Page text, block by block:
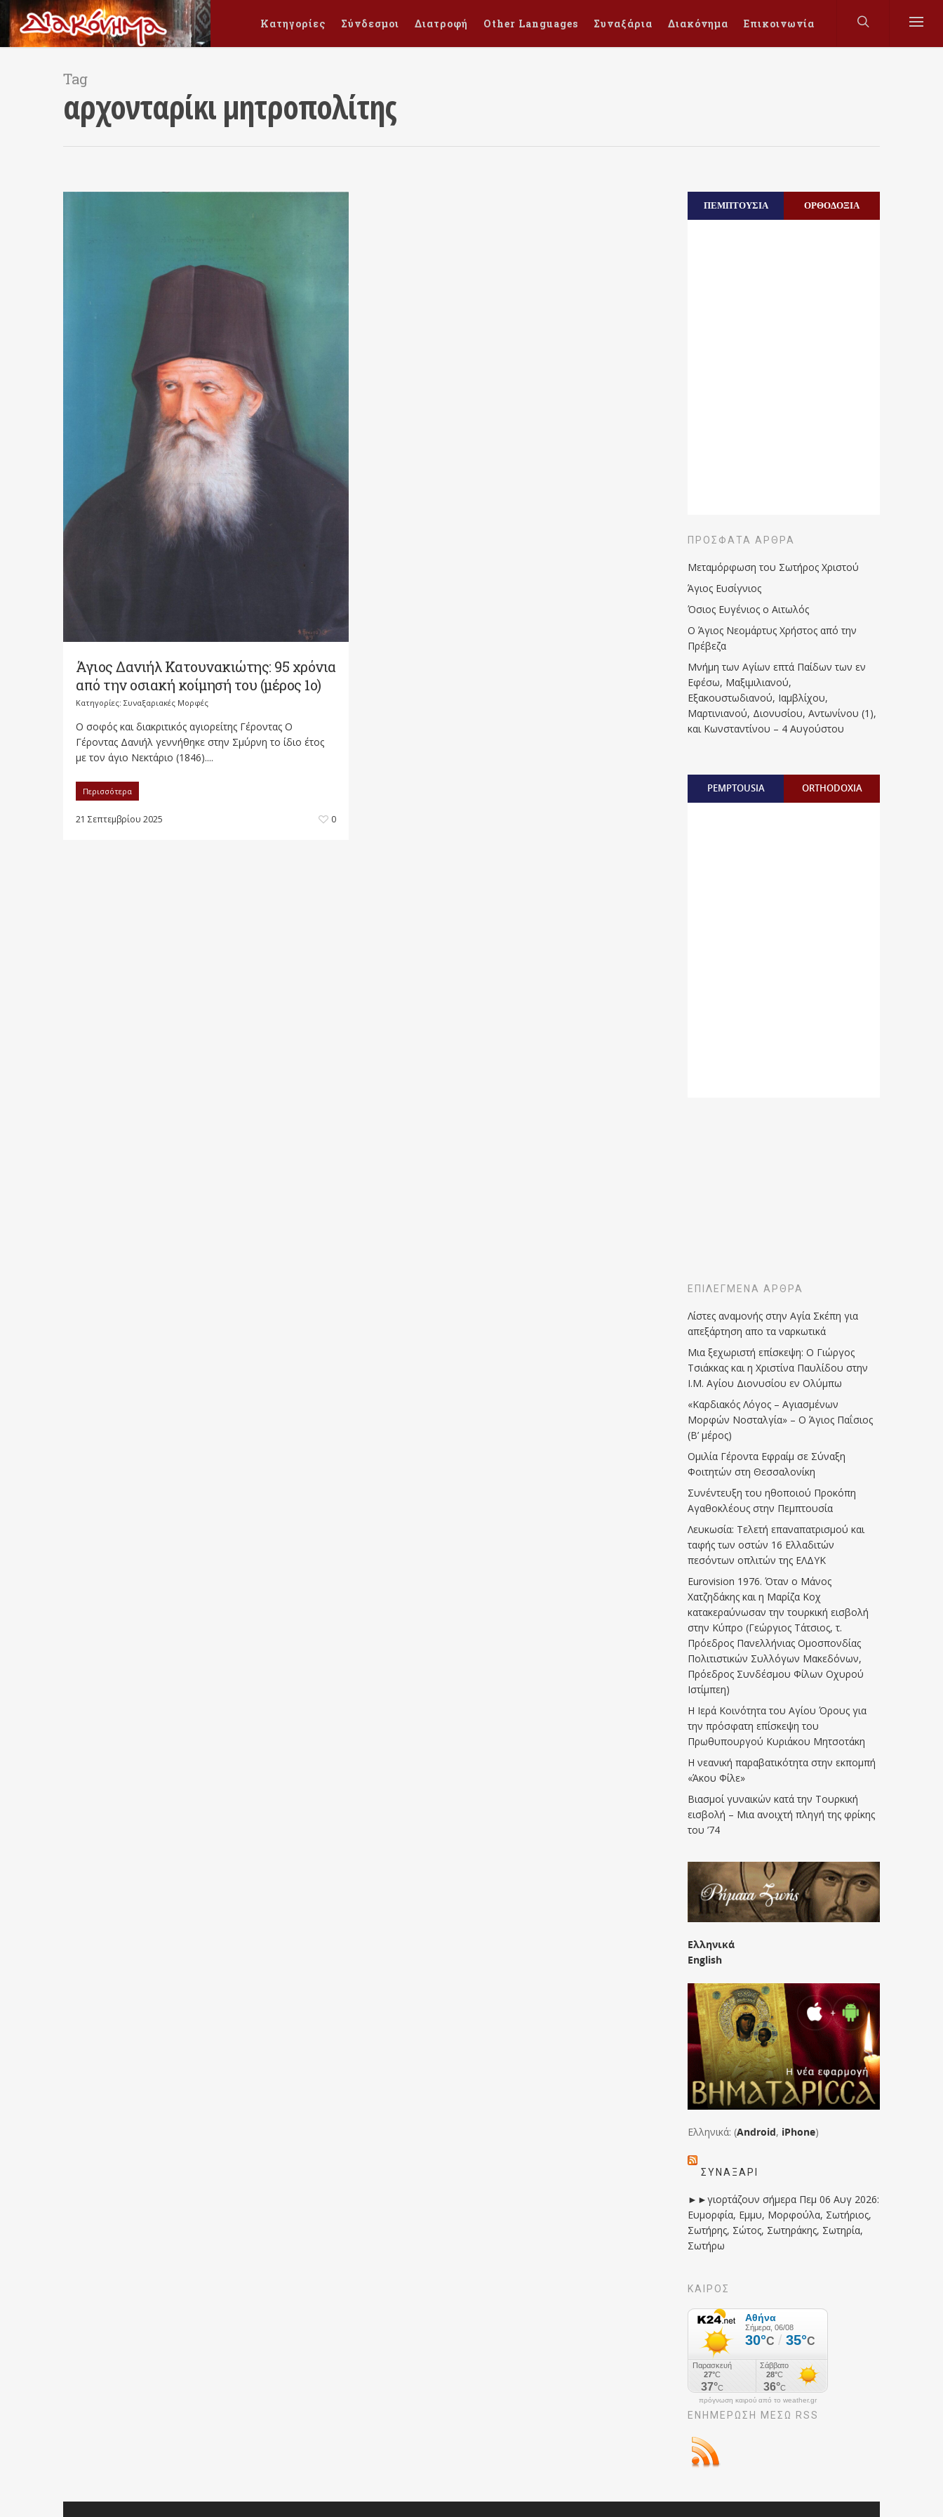
Κατηγορίες Σύνδεσμοι Διατροφή Other Languages Συναξάρια Διακόνημα Επικοινωνία
Tag
αρχονταρίκι μητροπολίτης
Άγιος Δανιήλ Κατουνακιώτης: 95 χρόνια
από την οσιακή κοίμησή του (μέρος 1ο)
Κατηγορίες: Συναξαριακές Μορφές
Ο σοφός και διακριτικός αγιορείτης Γέροντας Ο
Γέροντας Δανιήλ γεννήθηκε στην Σμύρνη το ίδιο έτος
με τον άγιο Νεκτάριο (1846)....
Περισσότερα
21 Σεπτεμβρίου 2025 0
ΠΕΜΠΤΟΥΣΙΑ ΟΡΘΟΔΟΞΙΑ
ΠΡΌΣΦΑΤΑ ΆΡΘΡΑ
Μεταμόρφωση του Σωτήρος Χριστού
Άγιος Ευσίγνιος
Όσιος Ευγένιος ο Αιτωλός
Ο Άγιος Νεομάρτυς Χρήστος από την
Πρέβεζα
Μνήμη των Aγίων επτά Παίδων των εν
Eφέσω, Mαξιμιλιανού,
Eξακουστωδιανού, Iαμβλίχου,
Mαρτινιανού, Διονυσίου, Aντωνίνου (1),
και Kωνσταντίνου – 4 Αυγούστου
PEMPTOUSIA ORTHODOXIA
ΕΠΙΛΕΓΜΈΝΑ ΆΡΘΡΑ
Λίστες αναμονής στην Αγία Σκέπη για
απεξάρτηση απο τα ναρκωτικά
Μια ξεχωριστή επίσκεψη: Ο Γιώργος
Τσιάκκας και η Χριστίνα Παυλίδου στην
Ι.Μ. Αγίου Διονυσίου εν Ολύμπω
«Καρδιακός Λόγος – Αγιασμένων
Μορφών Νοσταλγία» – Ο Άγιος Παΐσιος
(Β’ μέρος)
Ομιλία Γέροντα Εφραίμ σε Σύναξη
Φοιτητών στη Θεσσαλονίκη
Συνέντευξη του ηθοποιού Προκόπη
Αγαθοκλέους στην Πεμπτουσία
Λευκωσία: Τελετή επαναπατρισμού και
ταφής των οστών 16 Ελλαδιτών
πεσόντων οπλιτών της ΕΛΔΥΚ
Eurovision 1976. Όταν ο Μάνος
Χατζηδάκης και η Μαρίζα Κοχ
κατακεραύνωσαν την τουρκική εισβολή
στην Κύπρο (Γεώργιος Τάτσιος, τ.
Πρόεδρος Πανελλήνιας Ομοσπονδίας
Πολιτιστικών Συλλόγων Μακεδόνων,
Πρόεδρος Συνδέσμου Φίλων Οχυρού
Ιστίμπεη)
Η Ιερά Κοινότητα του Αγίου Όρους για
την πρόσφατη επίσκεψη του
Πρωθυπουργού Κυριάκου Μητσοτάκη
Η νεανική παραβατικότητα στην εκπομπή
«Άκου Φίλε»
Βιασμοί γυναικών κατά την Τουρκική
εισβολή – Μια ανοιχτή πληγή της φρίκης
του ’74
Ελληνικά
English
Ελληνικά: (Android, iPhone)
ΣΥΝΑΞΆΡΙ
►►γιορτάζουν σήμερα Πεμ 06 Αυγ 2026:
Ευμορφία, Εμμυ, Μορφούλα, Σωτήριος,
Σωτήρης, Σώτος, Σωτηράκης, Σωτηρία,
Σωτήρω
ΚΑΙΡΟΣ
πρόγνωση καιρού από το weather.gr
ΕΝΗΜΈΡΩΣΉ ΜΕΣΩ RSS